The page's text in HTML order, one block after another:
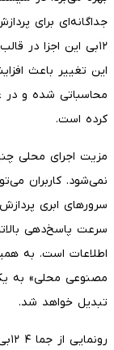
۱۲بی این اجزا در
این تغییر باعث
محاسباتی شده و در
کرده است.
مزیت اجرای محلی
نمی‌شود. کاربران
سرورهای ابری
سرعت پاسخ‌دهی
اطلاعات است. به
مصنوعی محلی» به
تبدیل خواهد شد.